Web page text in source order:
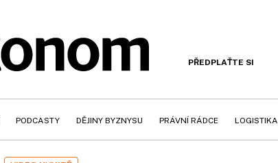
PŘEDPLAŤTE SI
PODCASTY DĚJINY BYZNYSU PRÁVNÍ RÁDCE LOGISTIKA